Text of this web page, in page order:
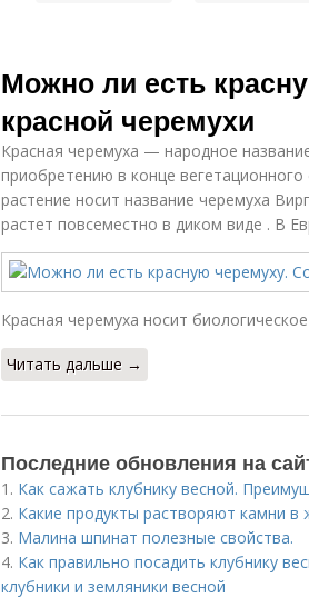
Можно ли есть
красной черемухи
Красная черемуха — народное
приобретению в конце
растение носит название черемуха
растет повсеместно в диком виде . В
Красная черемуха носит
Читать дальше →
Последние обновления на
1. Как сажать клубнику весной.
2. Какие продукты растворяют камни
3. Малина шпинат полезные свойства.
4. Как правильно посадить клубнику
клубники и земляники весной